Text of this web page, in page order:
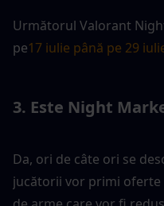
Următorul Valorant
pe17 iulie până pe 29
3. Este Night
Da, ori de câte ori se
jucătorii vor primi oferte